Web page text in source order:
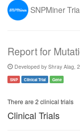
SNPMiner
Report for
Developed by Shray Alag,
SNP Clinical Trial Gene
There are 2 clinical trials
Clinical Trials